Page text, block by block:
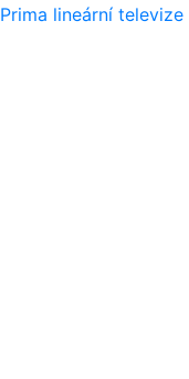
Prima lineární televize